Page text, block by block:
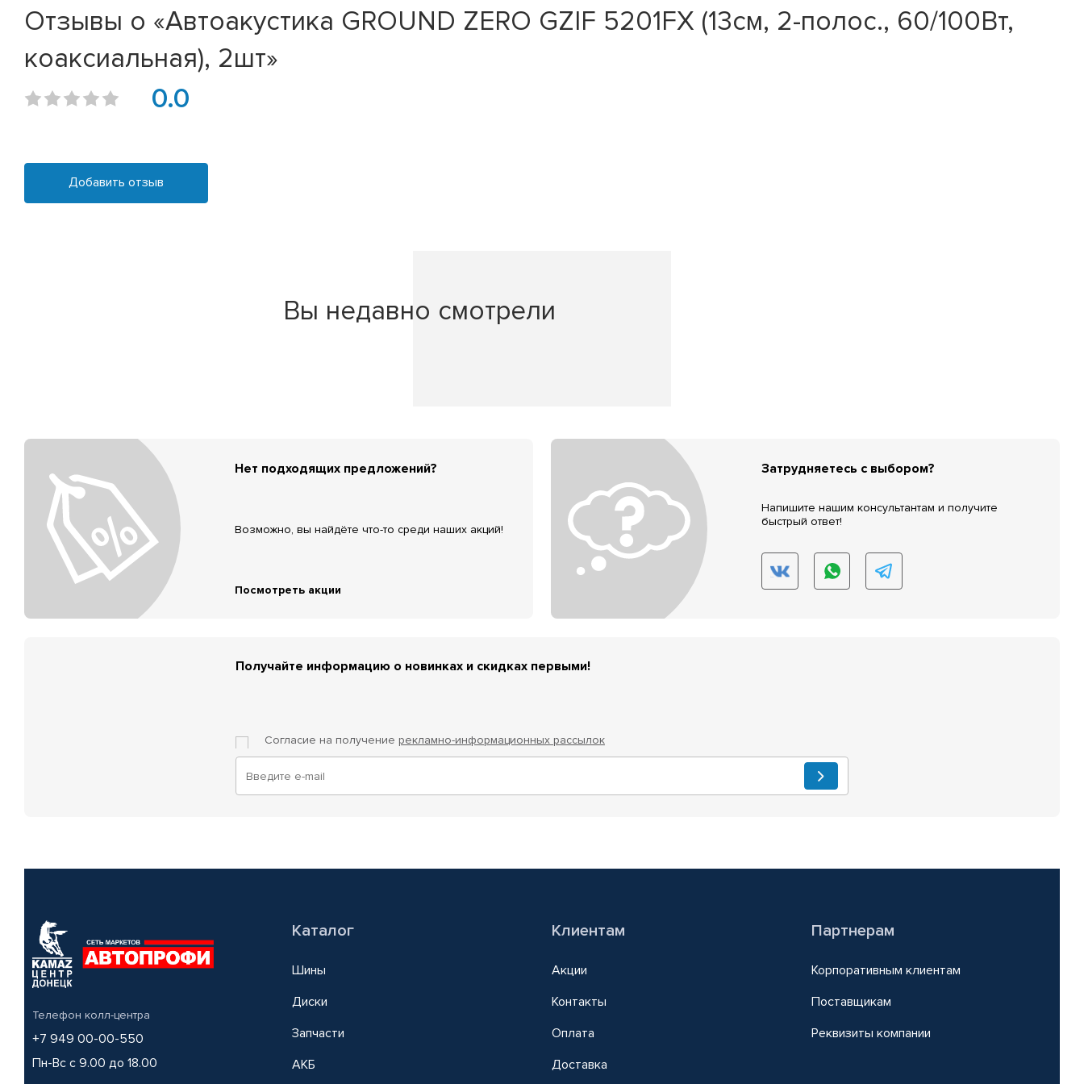
Отзывы о «Автоакустика GROUND ZERO GZIF 5201FX (13см, 2-полос., 60/100Вт,
коаксиальная), 2шт»
0.0
Добавить отзыв
Вы недавно смотрели
Нет подходящих предложений?
Возможно, вы найдёте что-то среди наших акций!
Посмотреть акции
Затрудняетесь с выбором?
Напишите нашим консультантам и получите
быстрый ответ!
Получайте информацию о новинках и скидках первыми!
Согласие на получение рекламно-информационных рассылок
Телефон колл-центра
+7 949 00-00-550
Пн-Вс с 9.00 до 18.00
Каталог
Шины
Диски
Запчасти
АКБ
Клиентам
Акции
Контакты
Оплата
Доставка
Партнерам
Корпоративным клиентам
Поставщикам
Реквизиты компании